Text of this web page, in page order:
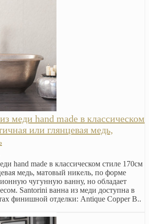
меди hand made в классическом
или глянцевая медь,
hand made в классическом стиле 170см
медь, матовый никель, по форме
чугунную ванну, но обладает
Santorini ванна из меди доступна в
финишной отделки: Antique Copper B..